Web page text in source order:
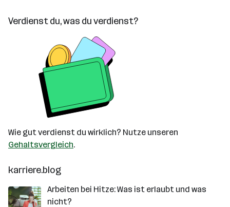
Verdienst du, was du verdienst?
Wie gut verdienst du wirklich? Nutze unseren
Gehaltsvergleich.
karriere.blog
Arbeiten bei Hitze: Was ist erlaubt und was
nicht?